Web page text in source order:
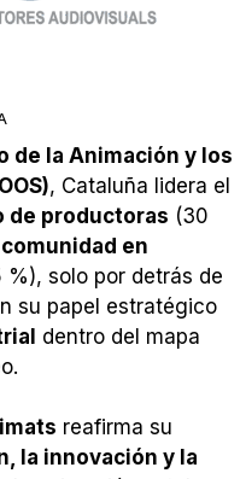
de la Animación y los
, Cataluña lidera el
de productoras (30
en
%), solo por detrás de
su papel estratégico
dentro del mapa
reafirma su
la innovación y la